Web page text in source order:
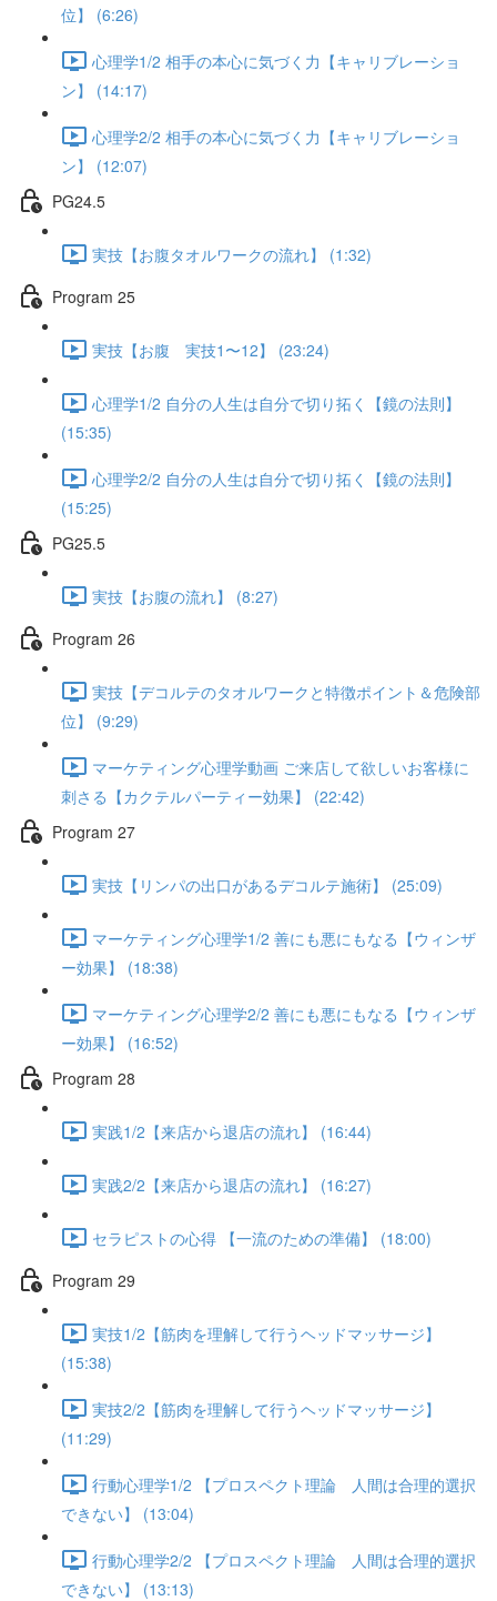
位】 (6:26)
心理学1/2 相手の本心に気づく力【キャリブレーショ
ン】 (14:17)
心理学2/2 相手の本心に気づく力【キャリブレーショ
ン】 (12:07)
PG24.5
実技【お腹タオルワークの流れ】 (1:32)
Program 25
実技【お腹 実技1〜12】 (23:24)
心理学1/2 自分の人生は自分で切り拓く【鏡の法則】
(15:35)
心理学2/2 自分の人生は自分で切り拓く【鏡の法則】
(15:25)
PG25.5
実技【お腹の流れ】 (8:27)
Program 26
実技【デコルテのタオルワークと特徴ポイント＆危険部
位】 (9:29)
マーケティング心理学動画 ご来店して欲しいお客様に
刺さる【カクテルパーティー効果】 (22:42)
Program 27
実技【リンパの出口があるデコルテ施術】 (25:09)
マーケティング心理学1/2 善にも悪にもなる【ウィンザ
ー効果】 (18:38)
マーケティング心理学2/2 善にも悪にもなる【ウィンザ
ー効果】 (16:52)
Program 28
実践1/2【来店から退店の流れ】 (16:44)
実践2/2【来店から退店の流れ】 (16:27)
セラピストの心得 【一流のための準備】 (18:00)
Program 29
実技1/2【筋肉を理解して行うヘッドマッサージ】
(15:38)
実技2/2【筋肉を理解して行うヘッドマッサージ】
(11:29)
行動心理学1/2 【プロスペクト理論 人間は合理的選択
できない】 (13:04)
行動心理学2/2 【プロスペクト理論 人間は合理的選択
できない】 (13:13)